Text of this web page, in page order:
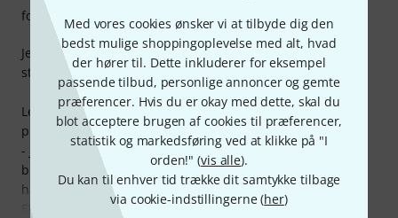
Med vores cookies ønsker vi at tilbyde dig den
bedst mulige shoppingoplevelse med alt, hvad
der hører til. Dette inkluderer for eksempel
passende tilbud, personlige annoncer og gemte
præferencer. Hvis du er okay med dette, skal du
blot acceptere brugen af cookies til præferencer,
statistik og markedsføring ved at klikke på "I
orden!" (vis alle).
Du kan til enhver tid trække dit samtykke tilbage
via cookie-indstillingerne (her)
Jeg føler virkelig at Elixir strenge er nogle af de bedste
strenge man kan købe til sin guitar.
Levetiden er meget længere end andre strenge jeg har
prøvet.
- Jeg har tidligere købt et andet mærke strenge, hvor at de
blev mørke og grå efter et par dage, selvom jeg ikke rigtig
havde spillet på dem. Mega nedern. Det sker ikke ved de
Elixir strenge jeg
forarbejdning